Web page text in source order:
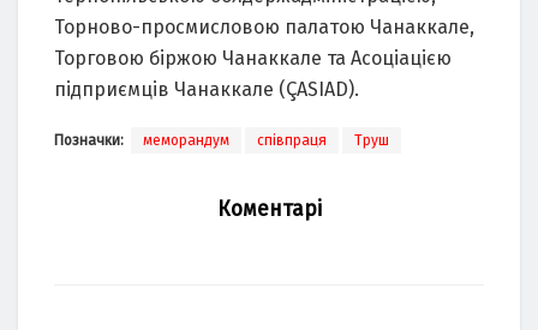
Торново-просмисловою палатою Чанаккале,
Торговою біржою Чанаккале та Асоціацією
підприємців Чанаккале (ÇASIAD).
Позначки: меморандум співпраця Труш
Коментарі